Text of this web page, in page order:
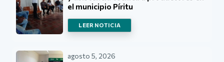
el municipio Píritu
LEER NOTICIA
agosto 5, 2026